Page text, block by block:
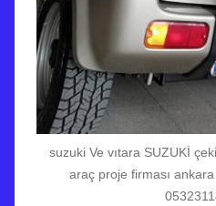
suzuki Ve vıtara SUZUKİ
araç proje firması